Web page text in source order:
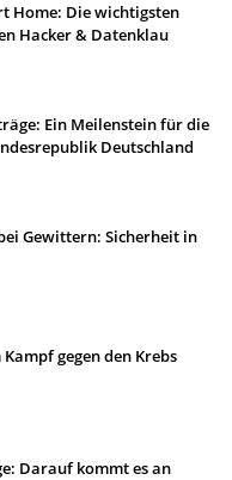
Home: Die wichtigsten
Hacker & Datenklau
Ein Meilenstein für die
Deutschland
Gewittern: Sicherheit in
gegen den Krebs
Darauf kommt es an